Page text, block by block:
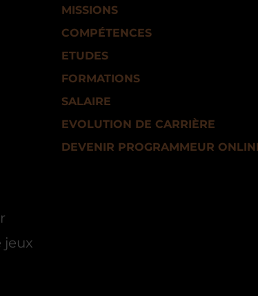
MISSIONS
COMPÉTENCES
ETUDES
FORMATIONS
SALAIRE
EVOLUTION DE CARRIÈRE
DEVENIR PROGRAMMEUR
jeux